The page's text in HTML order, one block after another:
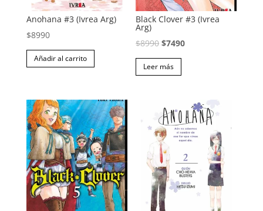
Anohana #3 (Ivrea Arg)
$8990
Añadir al carrito
Black Clover #3 (Ivrea
Arg)
$8990 El
precio
original
$7490El
$7490.
Leer más